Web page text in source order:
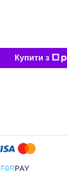
Купити з